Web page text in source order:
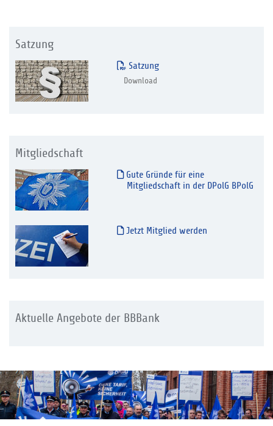
Satzung
Satzung
Download
Mitgliedschaft
Gute Gründe für eine
Mitgliedschaft in der DPolG BPolG
Jetzt Mitglied werden
Aktuelle Angebote der BBBank